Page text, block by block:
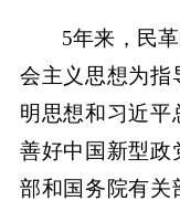
5年来，民
会主义思想为指
明思想和习近平
善好中国新型政
部和国务院有关